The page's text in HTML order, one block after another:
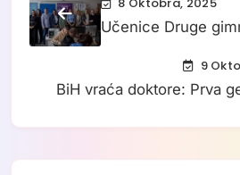
Učenice Druge
pretvaraju
9
BiH vraća doktore: Prva